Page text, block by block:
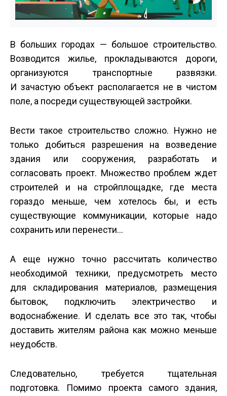
В больших городах — большое строительство.
Возводится жилье, прокладываются дороги,
организуются транспортные развязки.
И зачастую объект располагается не в чистом
поле, а посреди существующей застройки.
Вести такое строительство сложно. Нужно не
только добиться разрешения на возведение
здания или сооружения, разработать и
согласовать проект. Множество проблем ждет
строителей и на стройплощадке, где места
гораздо меньше, чем хотелось бы, и есть
существующие коммуникации, которые надо
сохранить или перенести…
А еще нужно точно рассчитать количество
необходимой техники, предусмотреть место
для складирования материалов, размещения
бытовок, подключить электричество и
водоснабжение. И сделать все это так, чтобы
доставить жителям района как можно меньше
неудобств.
Следовательно, требуется тщательная
подготовка. Помимо проекта самого здания,